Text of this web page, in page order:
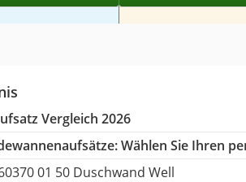
Vergleich 2026
Wählen Sie Ihren
01 50 Duschwand Well